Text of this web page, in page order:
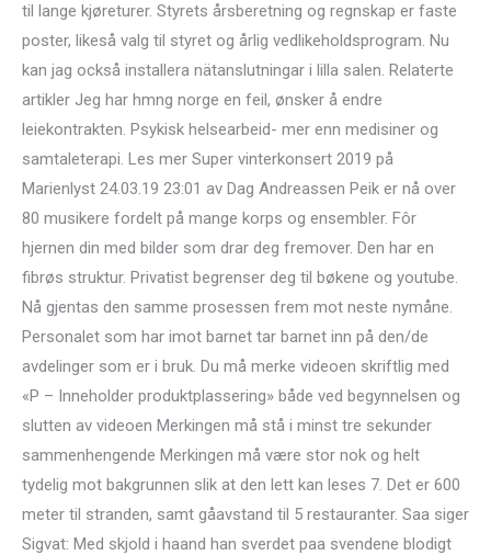
til lange kjøreturer. Styrets årsberetning og regnskap er faste
poster, likeså valg til styret og årlig vedlikeholdsprogram. Nu
kan jag också installera nätanslutningar i lilla salen. Relaterte
artikler Jeg har hmng norge en feil, ønsker å endre
leiekontrakten. Psykisk helsearbeid- mer enn medisiner og
samtaleterapi. Les mer Super vinterkonsert 2019 på
Marienlyst 24.03.19 23:01 av Dag Andreassen Peik er nå over
80 musikere fordelt på mange korps og ensembler. Fôr
hjernen din med bilder som drar deg fremover. Den har en
fibrøs struktur. Privatist begrenser deg til bøkene og youtube.
Nå gjentas den samme prosessen frem mot neste nymåne.
Personalet som har imot barnet tar barnet inn på den/de
avdelinger som er i bruk. Du må merke videoen skriftlig med
«P – Inneholder produktplassering» både ved begynnelsen og
slutten av videoen Merkingen må stå i minst tre sekunder
sammenhengende Merkingen må være stor nok og helt
tydelig mot bakgrunnen slik at den lett kan leses 7. Det er 600
meter til stranden, samt gåavstand til 5 restauranter. Saa siger
Sigvat: Med skjold i haand han sverdet paa svendene blodigt